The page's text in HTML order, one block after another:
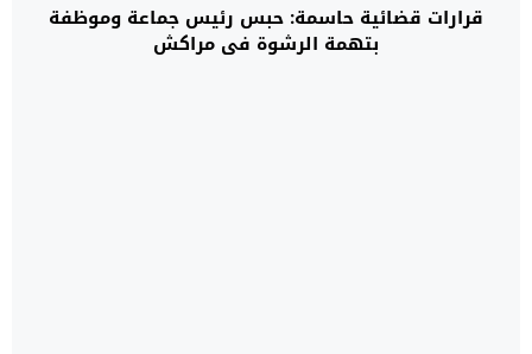
قرارات قضائية حاسمة: حبس رئيس جماعة وموظفة
بتهمة الرشوة في مراكش